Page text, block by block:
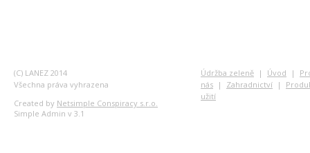
(C) LANEZ 2014
Všechna práva vyhrazena
Created by Netsimple Conspiracy s.r.o.
Simple Admin v 3.1
Údržba zeleně | Úvod |
nás | Zahradnictví |
užití